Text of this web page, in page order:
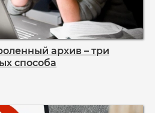
архив – три
способа